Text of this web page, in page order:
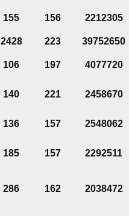
155 156 2212305
2428 223
39752650
106 197 4077720
140 221 2458670
136 157 2548062
185 157 2292511
286 162 2038472